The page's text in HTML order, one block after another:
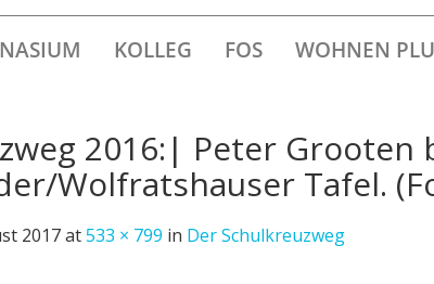
KOLLEG FOS WOHNEN
2016:| Peter
Wolfratshauser Tafel.
2017at533 × 799 in Der Schulkreuzweg